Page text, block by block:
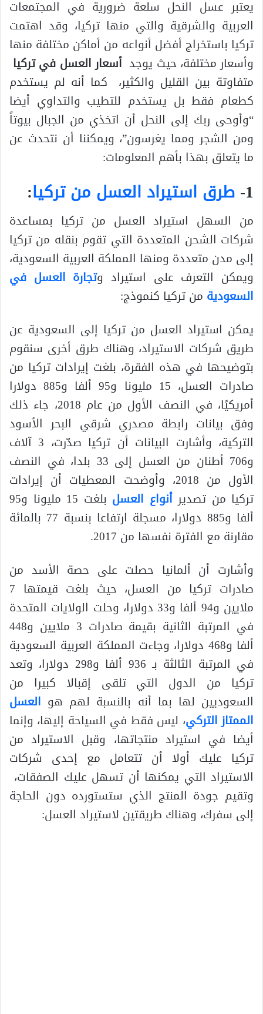
يعتبر عسل النحل سلعة ضرورية في المجتمعات
العربية والشرقية والتي منها تركيا، وقد اهتمت
تركيا باستخراج أفضل أنواعه من أماكن مختلفة منها
وأسعار مختلفة، حيث يوجدأسعار العسل في تركيا
متفاوتة بين القليل والكثير، كما أنه لم يستخدم
كطعام فقط بل يستخدم للتطيب والتداوي أيضا
“وأوحى ربك إلى النحل أن اتخذي من الجبال بيوتاً
ومن الشجر ومما يغرسون”، ويمكننا أن نتحدث عن
ما يتعلق بهذا بأهم المعلومات:
1- طرق استيراد العسل من تركيا:
من السهل استيراد العسل من تركيا بمساعدة
شركات الشحن المتعددة التي تقوم بنقله من تركيا
إلى مدن متعددة ومنها المملكة العربية السعودية،
ويمكن التعرف على استيراد وتجارة العسل في
السعودية من تركيا كنموذج:
يمكن استيراد العسل من تركيا إلى السعودية عن
طريق شركات الاستيراد، وهناك طرق أخرى سنقوم
بتوضيحها في هذه الفقرة، بلغت إيرادات تركيا من
صادرات العسل، 15 مليونا و95 ألفا و885 دولارا
أمريكيًا، في النصف الأول من عام 2018، جاء ذلك
وفق بيانات رابطة مصدري شرقي البحر الأسود
التركية، وأشارت البيانات أن تركيا صدّرت، 3 آلاف
و706 أطنان من العسل إلى 33 بلدا، في النصف
الأول من 2018، وأوضحت المعطيات أن إيرادات
تركيا من تصديرأنواع العسل
بلغت 15 مليونا و95
ألفا و885 دولارا، مسجلة ارتفاعا بنسبة 77 بالمائة
مقارنة مع الفترة نفسها من 2017.
وأشارت أن ألمانيا حصلت على حصة الأسد من
صادرات تركيا من العسل، حيث بلغت قيمتها 7
ملايين و94 ألفا و33 دولارا، وحلت الولايات المتحدة
في المرتبة الثانية بقيمة صادرات 3 ملايين و448
ألفا و468 دولارا، وجاءت المملكة العربية السعودية
في المرتبة الثالثة بـ 936 ألفا و298 دولارا، وتعد
تركيا من الدول التي تلقى إقبالا كبيرا من
السعوديين لها بما أنه بالنسبة لهم هو العسل
الممتاز التركي، ليس فقط في السياحة إليها، وإنما
أيضا في استيراد منتجاتها، وقبل الاستيراد من
تركيا عليك أولا أن تتعامل مع إحدى شركات
الاستيراد التي يمكنها أن تسهل عليك الصفقات،
وتقيم جودة المنتج الذي ستستورده دون الحاجة
إلى سفرك، وهناك طريقتين لاستيراد العسل: